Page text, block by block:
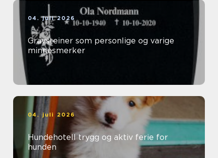
04. juli 2026
Gravsteiner som personlige og varige
minnesmerker
04. juli 2026
Hundehotell trygg og aktiv ferie for
hunden